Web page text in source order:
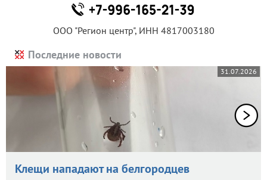
ООО "Регион центр", ИНН 4817003180
Последние новости
31.07.2026
Клещи нападают на белгородцев